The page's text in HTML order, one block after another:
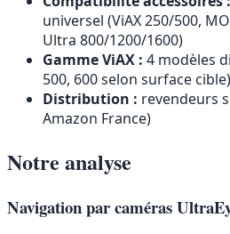
universel (ViAX 250/500,
Ultra 800/1200/1600)
Gamme ViAX : 4 modèles
500, 600 selon surface cible)
Distribution : revendeurs
Amazon France)
Notre analyse
Navigation par caméras